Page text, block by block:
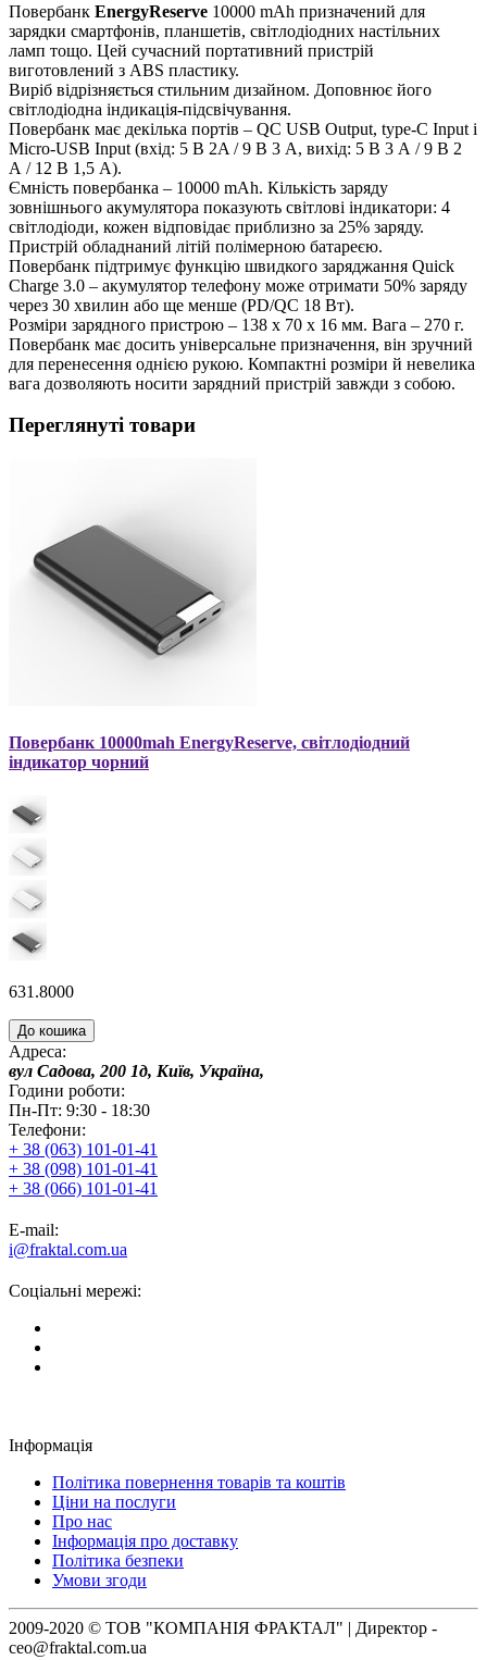
Повербанк EnergyReserve 10000 mAh призначений для
зарядки смартфонів, планшетів, світлодіодних настільних
ламп тощо. Цей сучасний портативний пристрій
виготовлений з ABS пластику.
Виріб відрізняється стильним дизайном. Доповнює його
світлодіодна індикація-підсвічування.
Повербанк має декілька портів – QC USB Output, type-С Input і
Micro-USB Input (вхід: 5 В 2A / 9 В 3 A, вихід: 5 В 3 А / 9 В 2
А / 12 В 1,5 А).
Ємність повербанка – 10000 mAh. Кількість заряду
зовнішнього акумулятора показують світлові індикатори: 4
світлодіоди, кожен відповідає приблизно за 25% заряду.
Пристрій обладнаний літій полімерною батареєю.
Повербанк підтримує функцію швидкого заряджання Quick
Charge 3.0 – акумулятор телефону може отримати 50% заряду
через 30 хвилин або ще менше (PD/QC 18 Вт).
Розміри зарядного пристрою – 138 х 70 х 16 мм. Вага – 270 г.
Повербанк має досить універсальне призначення, він зручний
для перенесення однією рукою. Компактні розміри й невелика
вага дозволяють носити зарядний пристрій завжди з собою.
Переглянуті товари
Повербанк 10000mah EnergyReserve, світлодіодний
індикатор чорний
631.8000
До кошика
Адреса:
вул Садова, 200 1д, Київ, Україна,
Години роботи:
Пн-Пт: 9:30 - 18:30
Телефони:
+ 38 (063) 101-01-41
+ 38 (098) 101-01-41
+ 38 (066) 101-01-41
E-mail:
i@fraktal.com.ua
Соціальні мережі:
Інформація
Політика повернення товарів та коштів
Ціни на послуги
Про нас
Інформація про доставку
Політика безпеки
Умови згоди
2009-2020 © ТОВ "КОМПАНІЯ ФРАКТАЛ" | Директор -
ceo@fraktal.com.ua